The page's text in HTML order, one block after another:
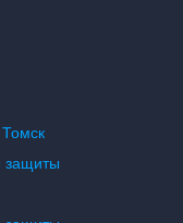
защиты